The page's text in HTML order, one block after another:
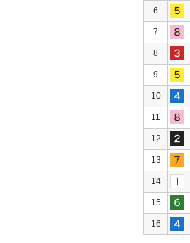
6
7
8
9
10
11
12
13
14
15
16